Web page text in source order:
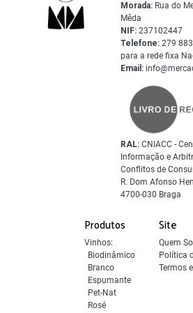
Produtos
Vinhos:
Biodinâmico
Branco
Espumante
Pet-Nat
Rosé
Site
Quem
Política
Termos
Morada: Rua do
Mêda
NIF: 237102447
Telefone: 279
para a rede fixa
Email:
RAL: CNIACC -
Informação e
Conflitos de
R. Dom Afonso
4700-030 Braga